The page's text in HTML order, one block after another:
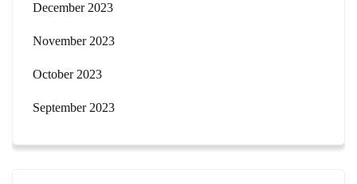
December 2023
November 2023
October 2023
September 2023